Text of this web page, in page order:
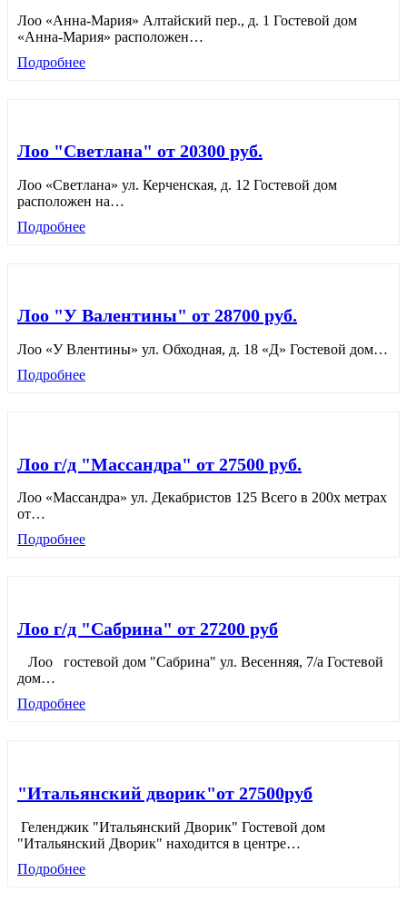
Лоо «Анна-Мария» Алтайский пер., д. 1 Гостевой дом
«Анна-Мария» расположен…
Подробнее
Лоо "Светлана" от 20300 руб.
Лоо «Светлана» ул. Керченская, д. 12 Гостевой дом
расположен на…
Подробнее
Лоо "У Валентины" от 28700 руб.
Лоо «У Влентины» ул. Обходная, д. 18 «Д» Гостевой дом…
Подробнее
Лоо г/д "Массандра" от 27500 руб.
Лоо «Массандра» ул. Декабристов 125 Всего в 200х метрах
от…
Подробнее
Лоо г/д "Сабрина" от 27200 руб
Лоо гостевой дом "Сабрина" ул. Весенняя, 7/а Гостевой
дом…
Подробнее
"Итальянский дворик"от 27500руб
Геленджик "Итальянский Дворик" Гостевой дом
"Итальянский Дворик" находится в центре…
Подробнее